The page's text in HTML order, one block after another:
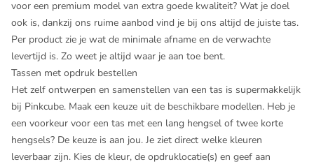
voor een premium model van extra goede kwaliteit? Wat je doel
ook is, dankzij ons ruime aanbod vind je bij ons altijd de juiste tas.
Per product zie je wat de minimale afname en de verwachte
levertijd is. Zo weet je altijd waar je aan toe bent.
Tassen met opdruk bestellen
Het zelf ontwerpen en samenstellen van een tas is supermakkelijk
bij Pinkcube. Maak een keuze uit de beschikbare modellen. Heb je
een voorkeur voor een tas met een lang hengsel of twee korte
hengsels? De keuze is aan jou. Je ziet direct welke kleuren
leverbaar zijn. Kies de kleur, de opdruklocatie(s) en geef aan